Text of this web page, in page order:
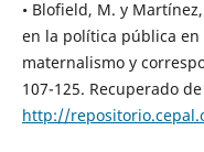
• Blofield, M. y
en la política pública
maternalismo y
107-125. Recuperado de
http://